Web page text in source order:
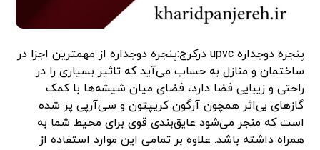
پنجره دوجداره upvc درکرج:پنجره دوجداره از مهمترین اجزا در
ساختمان و منازل به حساب می‌آید که تاثیر بسیاری را در
راحتی و زیبایی فضا دارد، فضای میان شیشه‌ها با کمک
گازهای بی‌اثر همچون آرگون کریپتون و سی‌آر‌پی پر شده
است که منجر می‌شود عایق‌بندی قوی برای محیط شما به
همراه داشته باشد. علاوه بر تمامی این موارد استفاده از